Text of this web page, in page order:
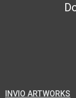
INVIO ARTWORKS